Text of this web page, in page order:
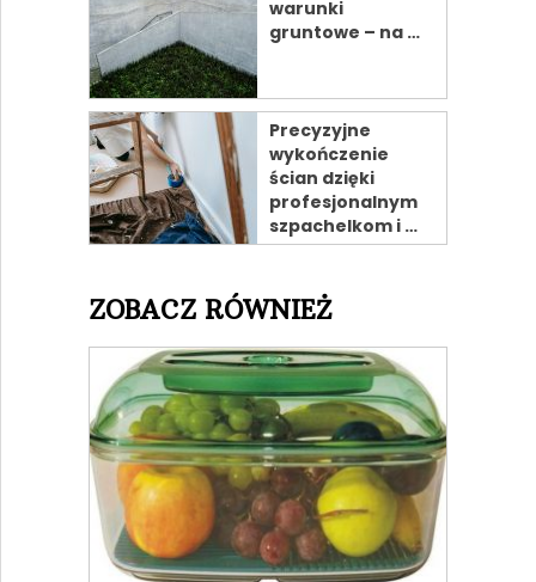
warunki
gruntowe – na …
Precyzyjne
wykończenie
ścian dzięki
profesjonalnym
szpachelkom i …
ZOBACZ RÓWNIEŻ